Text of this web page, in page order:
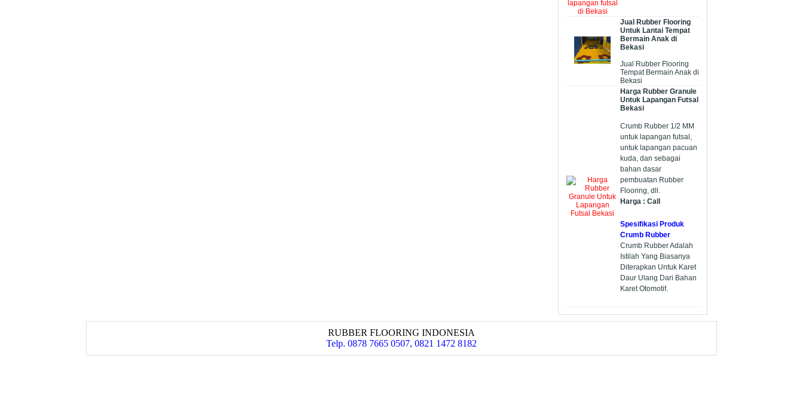
Jual Rubber Flooring
Untuk Lantai Tempat
Bermain Anak di
Bekasi
Jual Rubber Flooring
Tempat Bermain Anak di
Bekasi
Harga Rubber Granule
Untuk Lapangan Futsal
Bekasi
Crumb Rubber 1/2 MM
untuk lapangan futsal,
untuk lapangan pacuan
kuda, dan sebagai
bahan dasar
pembuatan Rubber
Flooring, dll.
Harga : Call
Spesifikasi Produk
Crumb Rubber
Crumb Rubber Adalah
Istilah Yang Biasanya
Diterapkan Untuk Karet
Daur Ulang Dari Bahan
Karet Otomotif.
RUBBER FLOORING INDONESIA
Telp. 0878 7665 0507, 0821 1472 8182